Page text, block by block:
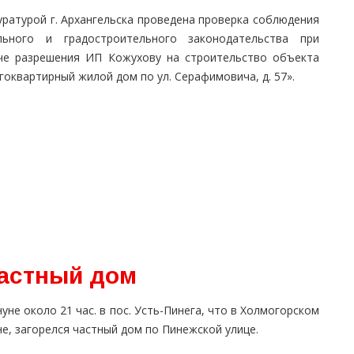
г. Архангельска проведена проверка соблюдения
и градостроительного законодательства при
разрешения ИП Кожухову на строительство объекта
жилой дом по ул. Серафимовича, д. 57».
дом
около 21 час. в пос. Усть-Пинега, что в Холмогорском
загорелся частный дом по Пинежской улице.